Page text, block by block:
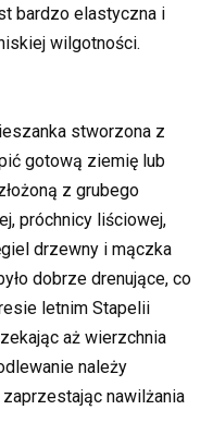
bardzo elastyczna i
wilgotności.
stworzona z
gotową ziemię lub
z grubego
próchnicy liściowej,
drzewny i mączka
dobrze drenujące, co
letnim Stapelii
aż wierzchnia
należy
nawilżania